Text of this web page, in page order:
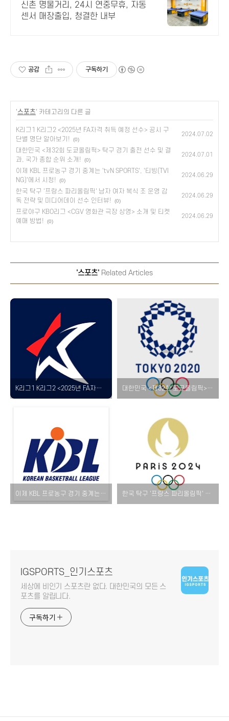
신촌 명물거리, 24시 연중무휴, 자동
센서 매장출입, 청결한 내부
공감 구독하기
'스포츠' 카테고리의 다른 글
K리그1 K리그2 <2025년 FA자격 취득 예정 선수> 공시 구
단별 명단 알아보기!
(0)
2024.07.02
대한민국 <제32회 도쿄올림픽> 탁구 경기 출전 선수 및 결
과, 국가 종합 순위 소개!
(0)
2024.07.01
이제 KBL 프로농구 경기 중계는 'tvN SPORTS', '티빙(TVI
NG)'에서 시청!
(0)
2024.06.29
한국 탁구 '프랑스 파리올림픽' 남자 여자 복식 조 운영 감
독 전략 및 미디어데이 선수 인터뷰!
(0)
2024.06.29
프로야구 KBO리그 <CGV 영화관 극장 상영> 소개 및 티켓
예매 방법!
(0)
2024.06.29
'스포츠' Related Articles
K리그1 K리그2 <2025년 FA자격 취득 예정 선수> 공시 구단별 명단 알아보기! 대한민국 <제32회 도쿄올림픽> 탁구 경기 출전 선수 및 결과, 국가 종합 순위 소개!
이제 KBL 프로농구 경기 중계는 'tvN SPORTS', '티빙(TVING)'에서 시청! 한국 탁구 '프랑스 파리올림픽' 남자 여자 복식 조 운영 감독 전략 및 미디어데이 선수 인터뷰!
IGSPORTS_인기스포츠
세상에 비인기 스포츠란 없다. 대한민국의 모든 스
포츠를 알립니다.
구독하기